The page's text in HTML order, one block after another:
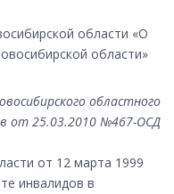
области «О
области»
областного
от 25.03.2010 №467-ОСД
от 12 марта 1999
инвалидов в